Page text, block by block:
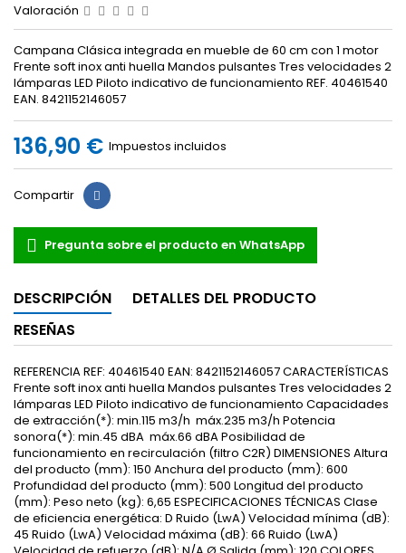
Valoración
Campana Clásica integrada en mueble de 60 cm con 1 motor
Frente soft inox anti huella Mandos pulsantes Tres velocidades 2
lámparas LED Piloto indicativo de funcionamiento REF. 40461540
EAN. 8421152146057
136,90 € Impuestos incluidos
Compartir
Pregunta sobre el producto en WhatsApp
DESCRIPCIÓN
DETALLES DEL PRODUCTO
RESEÑAS
REFERENCIA REF: 40461540 EAN: 8421152146057 CARACTERÍSTICAS
Frente soft inox anti huella Mandos pulsantes Tres velocidades 2
lámparas LED Piloto indicativo de funcionamiento Capacidades
de extracción(*): min.115 m3/h  máx.235 m3/h Potencia
sonora(*): min.45 dBA  máx.66 dBA Posibilidad de
funcionamiento en recirculación (filtro C2R) DIMENSIONES Altura
del producto (mm): 150 Anchura del producto (mm): 600
Profundidad del producto (mm): 500 Longitud del producto
(mm): Peso neto (kg): 6,65 ESPECIFICACIONES TÉCNICAS Clase
de eficiencia energética: D Ruido (LwA) Velocidad mínima (dB):
45 Ruido (LwA) Velocidad máxima (dB): 66 Ruido (LwA)